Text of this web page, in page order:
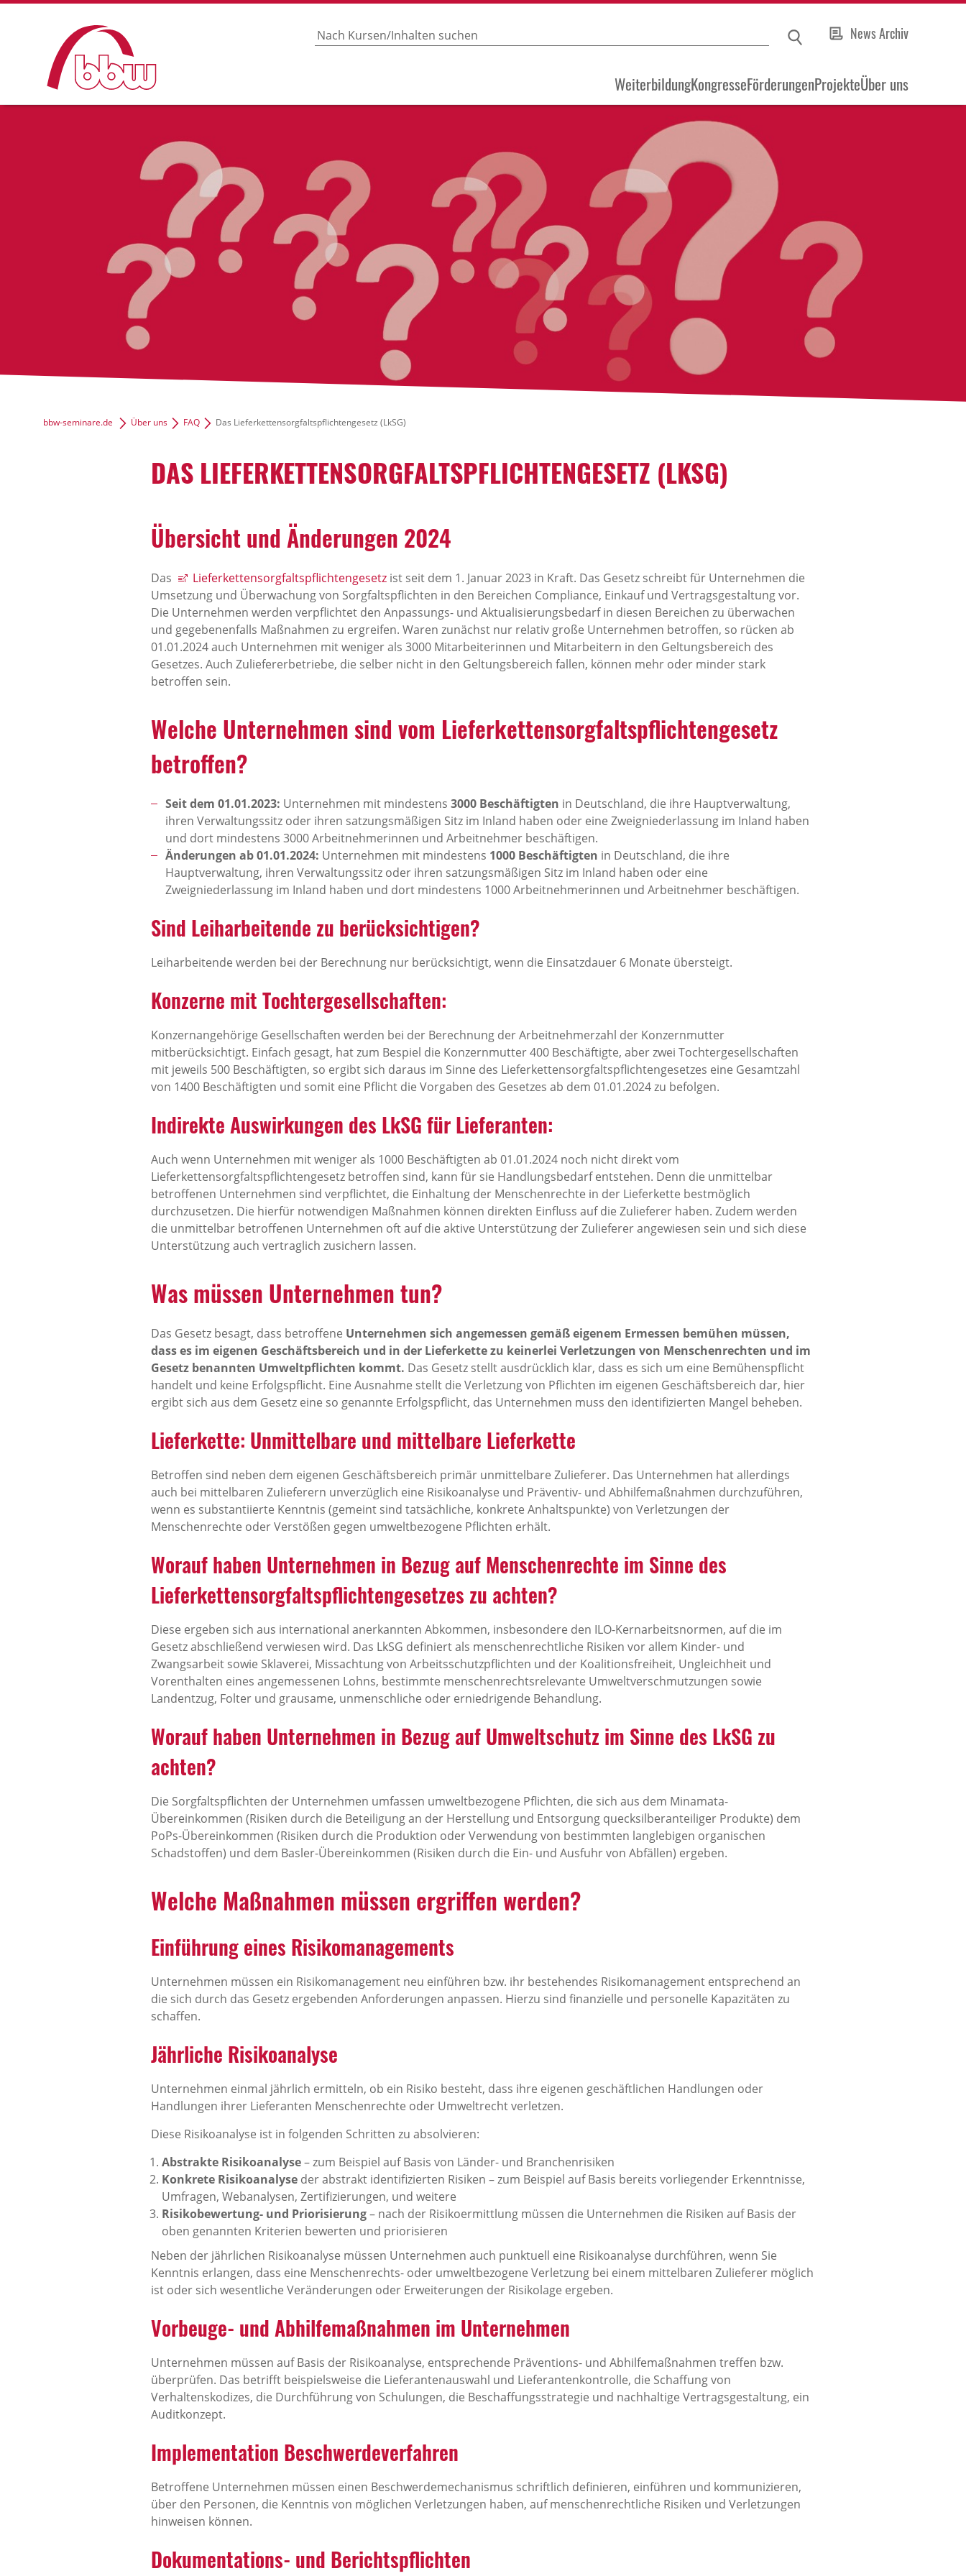
News Archiv
WeiterbildungKongresseFörderungenProjekteÜber uns
bbw-seminare.de Über uns FAQ Das Lieferkettensorgfaltspflichtengesetz (LkSG)
DAS LIEFERKETTENSORGFALTSPFLICHTENGESETZ (LKSG)
Übersicht und Änderungen 2024
Das Lieferkettensorgfaltspflichtengesetz ist seit dem 1. Januar 2023 in Kraft. Das Gesetz schreibt für Unternehmen die
Umsetzung und Überwachung von Sorgfaltspflichten in den Bereichen Compliance, Einkauf und Vertragsgestaltung vor.
Die Unternehmen werden verpflichtet den Anpassungs- und Aktualisierungsbedarf in diesen Bereichen zu überwachen
und gegebenenfalls Maßnahmen zu ergreifen. Waren zunächst nur relativ große Unternehmen betroffen, so rücken ab
01.01.2024 auch Unternehmen mit weniger als 3000 Mitarbeiterinnen und Mitarbeitern in den Geltungsbereich des
Gesetzes. Auch Zuliefererbetriebe, die selber nicht in den Geltungsbereich fallen, können mehr oder minder stark
betroffen sein.
Welche Unternehmen sind vom Lieferkettensorgfaltspflichtengesetz
betroffen?
Seit dem 01.01.2023: Unternehmen mit mindestens 3000 Beschäftigten in Deutschland, die ihre Hauptverwaltung,
ihren Verwaltungssitz oder ihren satzungsmäßigen Sitz im Inland haben oder eine Zweigniederlassung im Inland haben
und dort mindestens 3000 Arbeitnehmerinnen und Arbeitnehmer beschäftigen.
Änderungen ab 01.01.2024: Unternehmen mit mindestens 1000 Beschäftigten in Deutschland, die ihre
Hauptverwaltung, ihren Verwaltungssitz oder ihren satzungsmäßigen Sitz im Inland haben oder eine
Zweigniederlassung im Inland haben und dort mindestens 1000 Arbeitnehmerinnen und Arbeitnehmer beschäftigen.
Sind Leiharbeitende zu berücksichtigen?
Leiharbeitende werden bei der Berechnung nur berücksichtigt, wenn die Einsatzdauer 6 Monate übersteigt.
Konzerne mit Tochtergesellschaften:
Konzernangehörige Gesellschaften werden bei der Berechnung der Arbeitnehmerzahl der Konzernmutter
mitberücksichtigt. Einfach gesagt, hat zum Bespiel die Konzernmutter 400 Beschäftigte, aber zwei Tochtergesellschaften
mit jeweils 500 Beschäftigten, so ergibt sich daraus im Sinne des Lieferkettensorgfaltspflichtengesetzes eine Gesamtzahl
von 1400 Beschäftigten und somit eine Pflicht die Vorgaben des Gesetzes ab dem 01.01.2024 zu befolgen.
Indirekte Auswirkungen des LkSG für Lieferanten:
Auch wenn Unternehmen mit weniger als 1000 Beschäftigten ab 01.01.2024 noch nicht direkt vom
Lieferkettensorgfaltspflichtengesetz betroffen sind, kann für sie Handlungsbedarf entstehen. Denn die unmittelbar
betroffenen Unternehmen sind verpflichtet, die Einhaltung der Menschenrechte in der Lieferkette bestmöglich
durchzusetzen. Die hierfür notwendigen Maßnahmen können direkten Einfluss auf die Zulieferer haben. Zudem werden
die unmittelbar betroffenen Unternehmen oft auf die aktive Unterstützung der Zulieferer angewiesen sein und sich diese
Unterstützung auch vertraglich zusichern lassen.
Was müssen Unternehmen tun?
Das Gesetz besagt, dass betroffene Unternehmen sich angemessen gemäß eigenem Ermessen bemühen müssen,
dass es im eigenen Geschäftsbereich und in der Lieferkette zu keinerlei Verletzungen von Menschenrechten und im
Gesetz benannten Umweltpflichten kommt. Das Gesetz stellt ausdrücklich klar, dass es sich um eine Bemühenspflicht
handelt und keine Erfolgspflicht. Eine Ausnahme stellt die Verletzung von Pflichten im eigenen Geschäftsbereich dar, hier
ergibt sich aus dem Gesetz eine so genannte Erfolgspflicht, das Unternehmen muss den identifizierten Mangel beheben.
Lieferkette: Unmittelbare und mittelbare Lieferkette
Betroffen sind neben dem eigenen Geschäftsbereich primär unmittelbare Zulieferer. Das Unternehmen hat allerdings
auch bei mittelbaren Zulieferern unverzüglich eine Risikoanalyse und Präventiv- und Abhilfemaßnahmen durchzuführen,
wenn es substantiierte Kenntnis (gemeint sind tatsächliche, konkrete Anhaltspunkte) von Verletzungen der
Menschenrechte oder Verstößen gegen umweltbezogene Pflichten erhält.
Worauf haben Unternehmen in Bezug auf Menschenrechte im Sinne des
Lieferkettensorgfaltspflichtengesetzes zu achten?
Diese ergeben sich aus international anerkannten Abkommen, insbesondere den ILO-Kernarbeitsnormen, auf die im
Gesetz abschließend verwiesen wird. Das LkSG definiert als menschenrechtliche Risiken vor allem Kinder- und
Zwangsarbeit sowie Sklaverei, Missachtung von Arbeitsschutzpflichten und der Koalitionsfreiheit, Ungleichheit und
Vorenthalten eines angemessenen Lohns, bestimmte menschenrechtsrelevante Umweltverschmutzungen sowie
Landentzug, Folter und grausame, unmenschliche oder erniedrigende Behandlung.
Worauf haben Unternehmen in Bezug auf Umweltschutz im Sinne des LkSG zu
achten?
Die Sorgfaltspflichten der Unternehmen umfassen umweltbezogene Pflichten, die sich aus dem Minamata-
Übereinkommen (Risiken durch die Beteiligung an der Herstellung und Entsorgung quecksilberanteiliger Produkte) dem
PoPs-Übereinkommen (Risiken durch die Produktion oder Verwendung von bestimmten langlebigen organischen
Schadstoffen) und dem Basler-Übereinkommen (Risiken durch die Ein- und Ausfuhr von Abfällen) ergeben.
Welche Maßnahmen müssen ergriffen werden?
Einführung eines Risikomanagements
Unternehmen müssen ein Risikomanagement neu einführen bzw. ihr bestehendes Risikomanagement entsprechend an
die sich durch das Gesetz ergebenden Anforderungen anpassen. Hierzu sind finanzielle und personelle Kapazitäten zu
schaffen.
Jährliche Risikoanalyse
Unternehmen einmal jährlich ermitteln, ob ein Risiko besteht, dass ihre eigenen geschäftlichen Handlungen oder
Handlungen ihrer Lieferanten Menschenrechte oder Umweltrecht verletzen.
Diese Risikoanalyse ist in folgenden Schritten zu absolvieren:
Abstrakte Risikoanalyse– zum Beispiel auf Basis von Länder- und Branchenrisiken
Konkrete Risikoanalyse der abstrakt identifizierten Risiken – zum Beispiel auf Basis bereits vorliegender Erkenntnisse,
Umfragen, Webanalysen, Zertifizierungen, und weitere
Risikobewertung- und Priorisierung– nach der Risikoermittlung müssen die Unternehmen die Risiken auf Basis der
oben genannten Kriterien bewerten und priorisieren
Neben der jährlichen Risikoanalyse müssen Unternehmen auch punktuell eine Risikoanalyse durchführen, wenn Sie
Kenntnis erlangen, dass eine Menschenrechts- oder umweltbezogene Verletzung bei einem mittelbaren Zulieferer möglich
ist oder sich wesentliche Veränderungen oder Erweiterungen der Risikolage ergeben.
Vorbeuge- und Abhilfemaßnahmen im Unternehmen
Unternehmen müssen auf Basis der Risikoanalyse, entsprechende Präventions- und Abhilfemaßnahmen treffen bzw.
überprüfen. Das betrifft beispielsweise die Lieferantenauswahl und Lieferantenkontrolle, die Schaffung von
Verhaltenskodizes, die Durchführung von Schulungen, die Beschaffungsstrategie und nachhaltige Vertragsgestaltung, ein
Auditkonzept.
Implementation Beschwerdeverfahren
Betroffene Unternehmen müssen einen Beschwerdemechanismus schriftlich definieren, einführen und kommunizieren,
über den Personen, die Kenntnis von möglichen Verletzungen haben, auf menschenrechtliche Risiken und Verletzungen
hinweisen können.
Dokumentations- und Berichtspflichten